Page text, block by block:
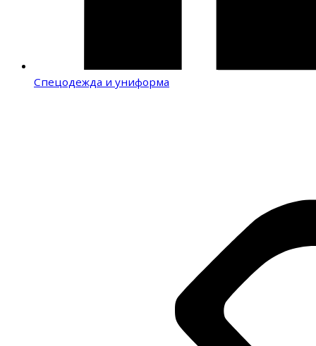
Спецодежда и униформа